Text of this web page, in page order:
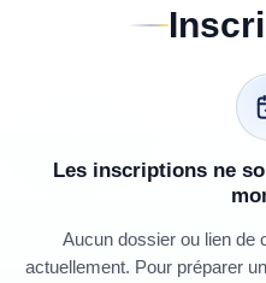
Les inscriptions ne
Aucun dossier ou lien de
actuellement. Pour préparer